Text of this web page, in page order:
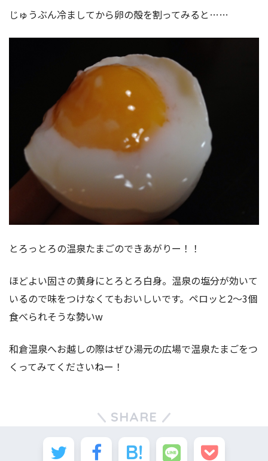
じゅうぶん冷ましてから卵の殻を割ってみると……
とろっとろの温泉たまごのできあがりー！！
ほどよい固さの黄身にとろとろ白身。温泉の塩分が効いて
いるので味をつけなくてもおいしいです。ペロッと2〜3個
食べられそうな勢いw
和倉温泉へお越しの際はぜひ湯元の広場で温泉たまごをつ
くってみてくださいねー！
SHARE